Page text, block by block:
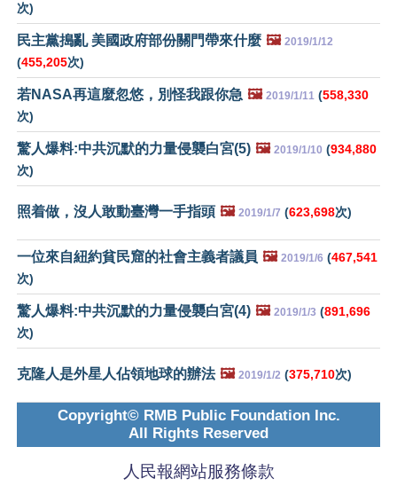
次)
民主黨搗亂 美國政府部份關門帶來什麼 🖼️ 2019/1/12
(455,205次)
若NASA再這麼忽悠，別怪我跟你急 🖼️ 2019/1/11 (558,330
次)
驚人爆料:中共沉默的力量侵襲白宮(5) 🖼️ 2019/1/10 (934,880
次)
照着做，沒人敢動臺灣一手指頭 🖼️ 2019/1/7 (623,698次)
一位來自紐約貧民窟的社會主義者議員 🖼️ 2019/1/6 (467,541
次)
驚人爆料:中共沉默的力量侵襲白宮(4) 🖼️ 2019/1/3 (891,696
次)
克隆人是外星人佔領地球的辦法 🖼️ 2019/1/2 (375,710次)
Copyright© RMB Public Foundation Inc.
All Rights Reserved
人民報網站服務條款